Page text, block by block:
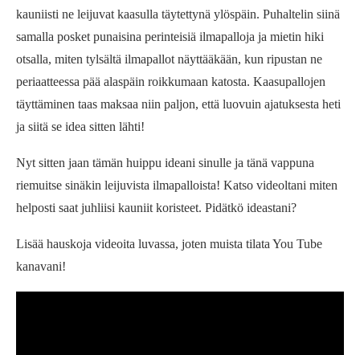
kauniisti ne leijuvat kaasulla täytettynä ylöspäin. Puhaltelin siinä
samalla posket punaisina perinteisiä ilmapalloja ja mietin hiki
otsalla, miten tylsältä ilmapallot näyttääkään, kun ripustan ne
periaatteessa pää alaspäin roikkumaan katosta. Kaasupallojen
täyttäminen taas maksaa niin paljon, että luovuin ajatuksesta heti
ja siitä se idea sitten lähti!
Nyt sitten jaan tämän huippu ideani sinulle ja tänä vappuna
riemuitse sinäkin leijuvista ilmapalloista! Katso videoltani miten
helposti saat juhliisi kauniit koristeet. Pidätkö ideastani?
Lisää hauskoja videoita luvassa, joten muista tilata You Tube
kanavani!